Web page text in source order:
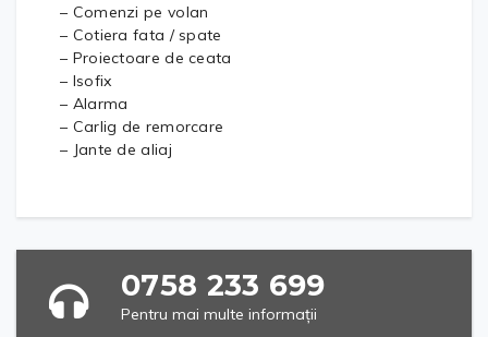
– Comenzi pe volan
– Cotiera fata / spate
– Proiectoare de ceata
– Isofix
– Alarma
– Carlig de remorcare
– Jante de aliaj
0758 233 699
Pentru mai multe informații